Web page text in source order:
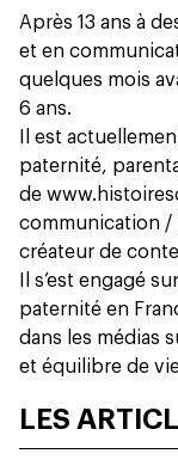
Après 13 ans à
et en
quelques mois
6 ans.
Il est
paternité,
de
communication /
créateur de
Il s’est engagé
paternité en
dans les médias
et équilibre de
LES